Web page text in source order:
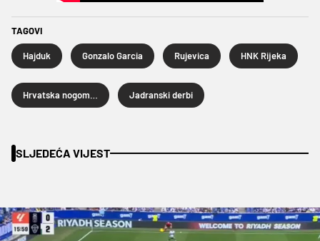
TAGOVI
Hajduk Gonzalo Garcia Rujevica HNK Rijeka
Jadranski derbi
SLJEDEĆA VIJEST